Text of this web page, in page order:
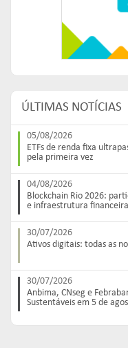
ÚLTIMAS NOTÍCIAS
05/08/2026
ETFs de renda fixa
pela primeira vez
04/08/2026
Blockchain Rio 2026:
e infraestrutura
30/07/2026
Ativos digitais: todas as
30/07/2026
Anbima, CNseg e
Sustentáveis em 5 de